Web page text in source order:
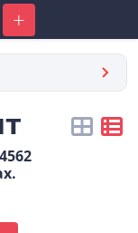
Добавить